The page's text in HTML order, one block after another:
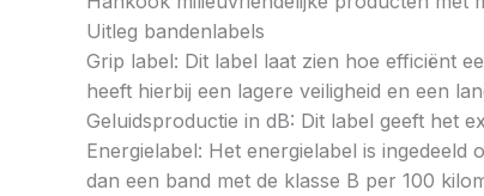
Uitleg bandenlabels
Grip label: Dit label laat zien hoe efficiënt
heeft hierbij een lagere veiligheid en een
Geluidsproductie in dB: Dit label geeft het
Energielabel: Het energielabel is
dan een band met de klasse B per 100